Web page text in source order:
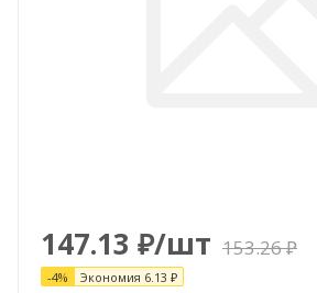
147.13 ₽/шт 153.26₽
-4% Экономия 6.13 ₽